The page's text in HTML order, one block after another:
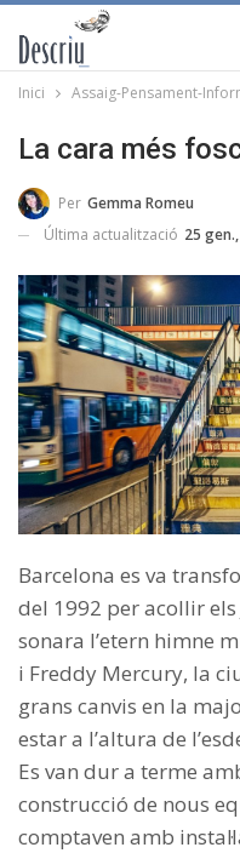
Inici Assaig-Pensament-
La cara més
Per Gemma Romeu
Última actualització 25
Barcelona es va
del 1992 per acollir
sonara l’etern himne
i Freddy Mercury, la
grans canvis en la
estar a l’altura de
Es van dur a terme
construcció de nous
comptaven amb